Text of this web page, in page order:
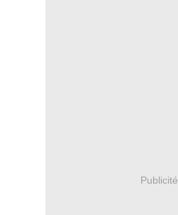
Publicité